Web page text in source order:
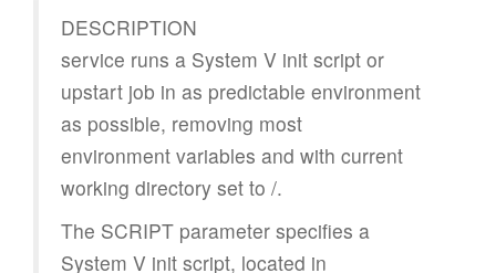
DESCRIPTION
service runs a System V init script or
upstart job in as predictable environment
as possible, removing most
environment variables and with current
working directory set to /.
The SCRIPT parameter specifies a
System V init script, located in